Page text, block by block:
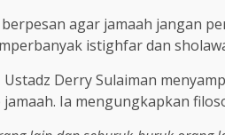
agar jamaah jangan
istighfar dan
Derry Sulaiman
Ia mengungkapkan